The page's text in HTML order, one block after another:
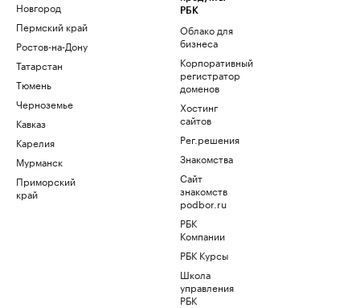
Новгород
Пермский край
Ростов-на-Дону
Татарстан
Тюмень
Черноземье
Кавказ
Карелия
Мурманск
Приморский
край
РБК
Облако для
бизнеса
Корпоративный
регистратор
доменов
Хостинг
сайтов
Рег.решения
Знакомства
Сайт
знакомств
podbor.ru
РБК
Компании
РБК Курсы
Школа
управления
РБК